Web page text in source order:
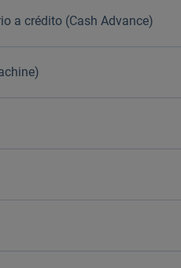
a crédito (Cash Advance)